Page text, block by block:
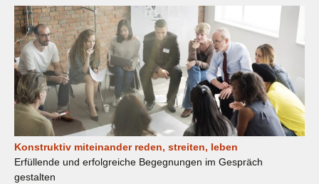
Konstruktiv miteinander reden, streiten, leben
Erfüllende und erfolgreiche Begegnungen im Gespräch
gestalten